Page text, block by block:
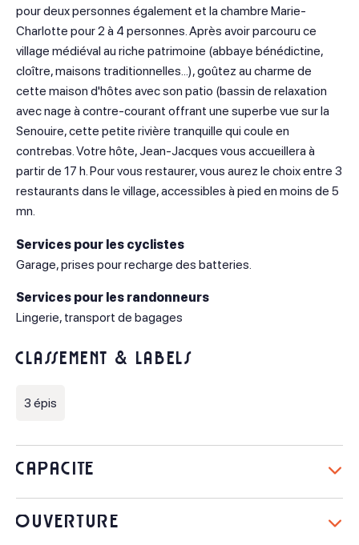
pour deux personnes également et la chambre Marie-
Charlotte pour 2 à 4 personnes. Après avoir parcouru ce
village médiéval au riche patrimoine (abbaye bénédictine,
cloître, maisons traditionnelles...), goûtez au charme de
cette maison d'hôtes avec son patio (bassin de relaxation
avec nage à contre-courant offrant une superbe vue sur la
Senouire, cette petite rivière tranquille qui coule en
contrebas. Votre hôte, Jean-Jacques vous accueillera à
partir de 17 h. Pour vous restaurer, vous aurez le choix entre 3
restaurants dans le village, accessibles à pied en moins de 5
mn.
Services pour les cyclistes
Garage, prises pour recharge des batteries.
Services pour les randonneurs
Lingerie, transport de bagages
Classement & labels
3 épis
Capacité
Types d'hébergement
Ouverture